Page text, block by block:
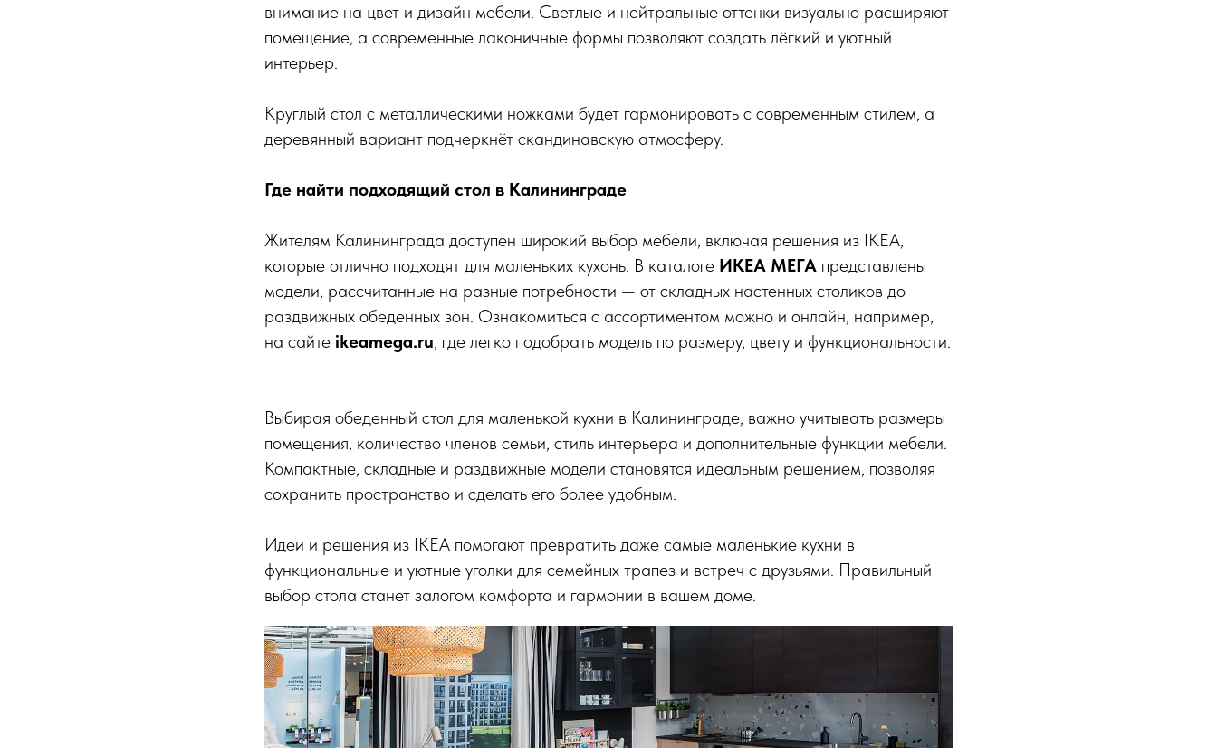
внимание на цвет и дизайн мебели. Светлые и нейтральные оттенки визуально расширяют
помещение, а современные лаконичные формы позволяют создать лёгкий и уютный
интерьер.
Круглый стол с металлическими ножками будет гармонировать с современным стилем, а
деревянный вариант подчеркнёт скандинавскую атмосферу.
Где найти подходящий стол в Калининграде
Жителям Калининграда доступен широкий выбор мебели, включая решения из IKEA,
которые отлично подходят для маленьких кухонь. В каталоге ИКЕА МЕГА представлены
модели, рассчитанные на разные потребности — от складных настенных столиков до
раздвижных обеденных зон. Ознакомиться с ассортиментом можно и онлайн, например,
на сайте ikeamega.ru, где легко подобрать модель по размеру, цвету и функциональности.
Выбирая обеденный стол для маленькой кухни в Калининграде, важно учитывать размеры
помещения, количество членов семьи, стиль интерьера и дополнительные функции мебели.
Компактные, складные и раздвижные модели становятся идеальным решением, позволяя
сохранить пространство и сделать его более удобным.
Идеи и решения из IKEA помогают превратить даже самые маленькие кухни в
функциональные и уютные уголки для семейных трапез и встреч с друзьями. Правильный
выбор стола станет залогом комфорта и гармонии в вашем доме.